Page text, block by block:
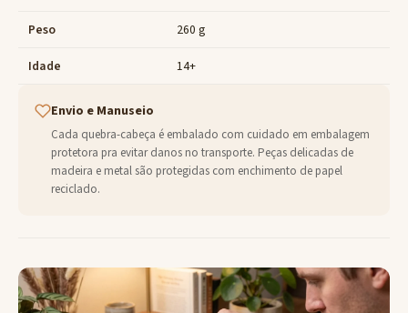
Peso 260 g
Idade 14+
Envio e Manuseio
Cada quebra-cabeça é embalado com cuidado em embalagem
protetora pra evitar danos no transporte. Peças delicadas de
madeira e metal são protegidas com enchimento de papel
reciclado.